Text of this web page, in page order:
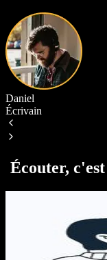
Daniel
Écrivain
Écouter,